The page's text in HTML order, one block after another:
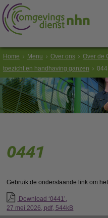
Home Menu Over ons Over de
toezicht en handhaving ganzen
0441
Gebruik de onderstaande link om
Download ‘0441’,
27 mei 2026, pdf, 544kB